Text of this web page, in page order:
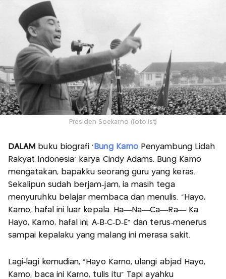
Presiden Soekarno (foto:ist)
DALAM buku biografi ‘ Bung Karno Penyambung Lidah
Rakyat Indonesia’ karya Cindy Adams. Bung Karno
mengatakan, bapakku seorang guru yang keras.
Sekalipun sudah berjam‐jam, ia masih tega
menyuruhku belajar membaca dan menulis. "Hayo,
Karno, hafal ini luar kepala. Ha—Na—Ca—Ra— Ka
Hayo, Karno, hafal ini; A‐B‐C‐D‐E" dan terus‐menerus
sampai kepalaku yang malang ini merasa sakit.
Lagi‐lagi kemudian, "Hayo Karno, ulangi abjad Hayo,
Karno, baca ini Karno, tulis itu" Tapi ayahku